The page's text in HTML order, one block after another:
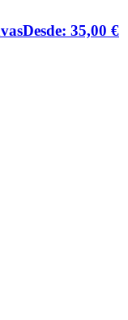
Desde: 35,00 €